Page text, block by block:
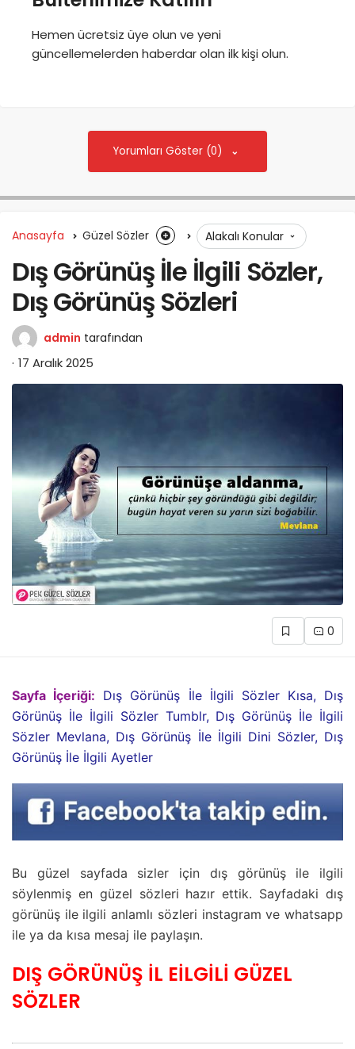
Hemen ücretsiz üye olun ve yeni
güncellemelerden haberdar olan ilk kişi olun.
Yorumları Göster (0)
Anasayfa Güzel Sözler Alakalı Konular
Dış Görünüş İle İlgili Sözler,
Dış Görünüş Sözleri
admin tarafından
17 Aralık 2025
0
Sayfa İçeriği: Dış Görünüş İle İlgili Sözler Kısa, Dış
Görünüş İle İlgili Sözler Tumblr, Dış Görünüş İle İlgili
Sözler Mevlana, Dış Görünüş İle İlgili Dini Sözler, Dış
Görünüş İle İlgili Ayetler
Bu güzel sayfada sizler için dış görünüş ile ilgili
söylenmiş en güzel sözleri hazır ettik. Sayfadaki dış
görünüş ile ilgili anlamlı sözleri instagram ve whatsapp
ile ya da kısa mesaj ile paylaşın.
DIŞ GÖRÜNÜŞ İL EİLGİLİ GÜZEL
SÖZLER